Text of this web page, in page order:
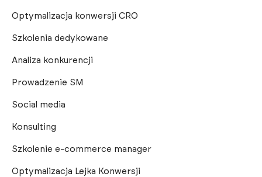
Optymalizacja konwersji CRO
Szkolenia dedykowane
Analiza konkurencji
Prowadzenie SM
Social media
Konsulting
Szkolenie e-commerce manager
Optymalizacja Lejka Konwersji